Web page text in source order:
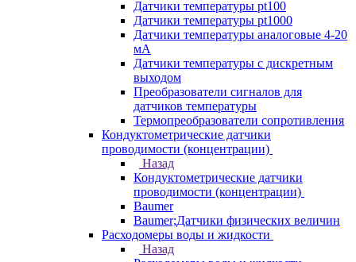
Датчики температуры pt100
Датчики температуры pt1000
Датчики температуры аналоговые 4-20
мА
Датчики температуры с дискретным
выходом
Преобразователи сигналов для
датчиков температуры
Термопреобразователи сопротивления
Кондуктометрические датчики
проводимости (концентрации)
Назад
Кондуктометрические датчики
проводимости (концентрации)
Baumer
Baumer;Датчики физических величин
Расходомеры воды и жидкости
Назад